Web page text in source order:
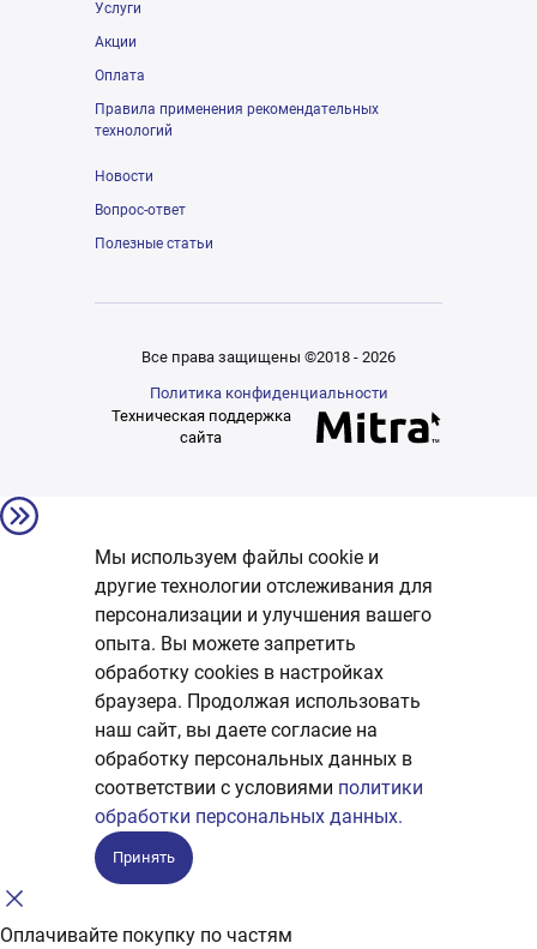
Услуги
Акции
Оплата
Правила применения рекомендательных
технологий
Новости
Вопрос-ответ
Полезные статьи
Все права защищены ©2018 - 2026
Политика конфиденциальности
Техническая поддержка
сайта
Мы используем файлы cookie и
другие технологии отслеживания для
персонализации и улучшения вашего
опыта. Вы можете запретить
обработку сookies в настройках
браузера. Продолжая использовать
наш сайт, вы даете согласие на
обработку персональных данных в
соответствии с условиями политики
обработки персональных данных.
Принять
Оплачивайте покупку по частям